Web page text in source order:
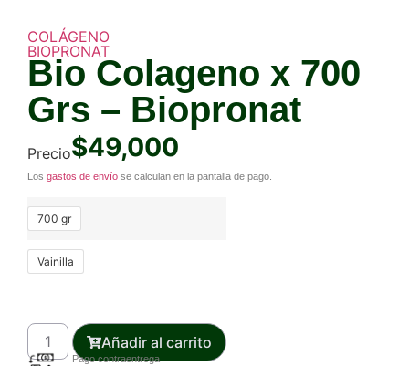
COLÁGENO
BIOPRONAT
Bio Colageno x 700
Grs – Biopronat
Precio$49,000
Los gastos de envío se calculan en la pantalla de pago.
700 gr
Vainilla
Añadir al carrito
Pago contraentrega